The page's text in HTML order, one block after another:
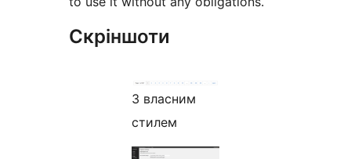
Скріншоти
З власним
стилем